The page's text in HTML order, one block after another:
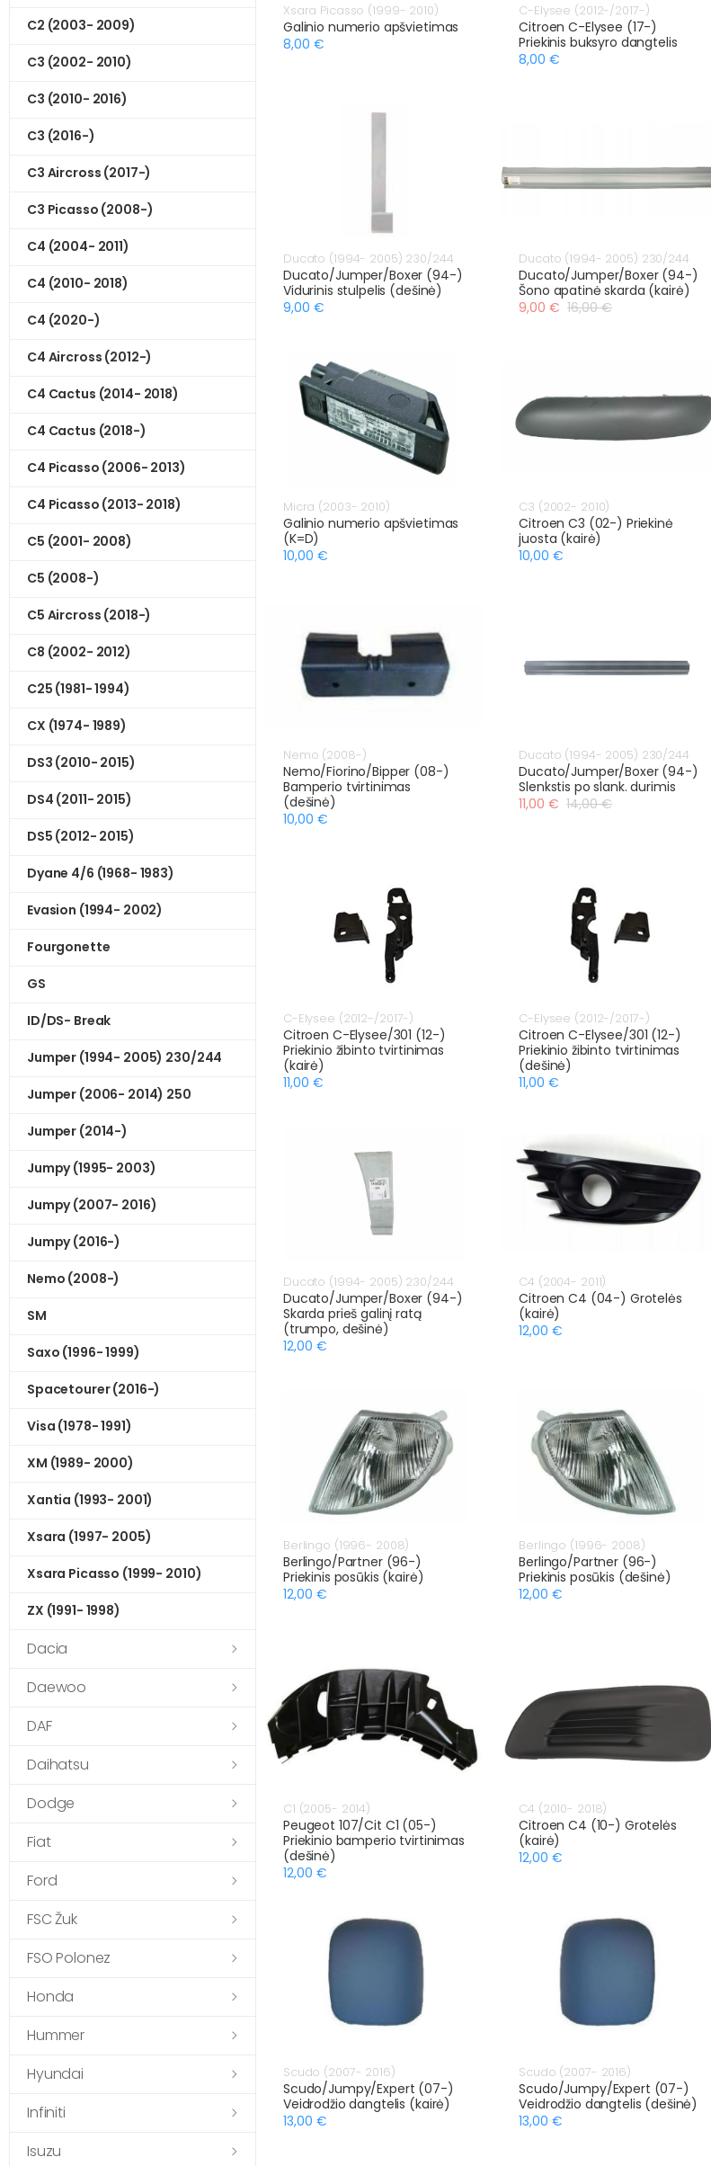
C2 (2003- 2009)
C3 (2002- 2010)
C3 (2010- 2016)
C3 (2016-)
C3 Aircross (2017-)
C3 Picasso (2008-)
C4 (2004- 2011)
C4 (2010- 2018)
C4 (2020-)
C4 Aircross (2012-)
C4 Cactus (2014- 2018)
C4 Cactus (2018-)
C4 Picasso (2006- 2013)
C4 Picasso (2013- 2018)
C5 (2001- 2008)
C5 (2008-)
C5 Aircross (2018-)
C8 (2002- 2012)
C25 (1981- 1994)
CX (1974- 1989)
DS3 (2010- 2015)
DS4 (2011- 2015)
DS5 (2012- 2015)
Dyane 4/6 (1968- 1983)
Evasion (1994- 2002)
Fourgonette
GS
ID/DS- Break
Jumper (1994- 2005) 230/244
Jumper (2006- 2014) 250
Jumper (2014-)
Jumpy (1995- 2003)
Jumpy (2007- 2016)
Jumpy (2016-)
Nemo (2008-)
SM
Saxo (1996- 1999)
Spacetourer (2016-)
Visa (1978- 1991)
XM (1989- 2000)
Xantia (1993- 2001)
Xsara (1997- 2005)
Xsara Picasso (1999- 2010)
ZX (1991- 1998)
Dacia
Daewoo
DAF
Daihatsu
Dodge
Fiat
Ford
FSC Žuk
FSO Polonez
Honda
Hummer
Hyundai
Infiniti
Isuzu
Xsara Picasso (1999- 2010)
Galinio numerio apšvietimas
8,00 €
C-Elysee (2012-/2017-)
Citroen C-Elysee (17-)
Priekinis buksyro dangtelis
8,00 €
Ducato (1994- 2005) 230/244
Ducato/Jumper/Boxer (94-)
Vidurinis stulpelis (dešinė)
9,00 €
Ducato (1994- 2005) 230/244
Ducato/Jumper/Boxer (94-)
Šono apatinė skarda (kairė)
9,00 € 16,00 €
Micra (2003- 2010)
Galinio numerio apšvietimas
(K=D)
10,00 €
C3 (2002- 2010)
Citroen C3 (02-) Priekinė
juosta (kairė)
10,00 €
Nemo (2008-)
Nemo/Fiorino/Bipper (08-)
Bamperio tvirtinimas
(dešinė)
10,00 €
Ducato (1994- 2005) 230/244
Ducato/Jumper/Boxer (94-)
Slenkstis po slank. durimis
11,00 € 14,00 €
C-Elysee (2012-/2017-)
Citroen C-Elysee/301 (12-)
Priekinio žibinto tvirtinimas
(kairė)
11,00 €
C-Elysee (2012-/2017-)
Citroen C-Elysee/301 (12-)
Priekinio žibinto tvirtinimas
(dešinė)
11,00 €
Ducato (1994- 2005) 230/244
Ducato/Jumper/Boxer (94-)
Skarda prieš galinį ratą
(trumpo, dešinė)
12,00 €
C4 (2004- 2011)
Citroen C4 (04-) Grotelės
(kairė)
12,00 €
Berlingo (1996- 2008)
Berlingo/Partner (96-)
Priekinis posūkis (kairė)
12,00 €
Berlingo (1996- 2008)
Berlingo/Partner (96-)
Priekinis posūkis (dešinė)
12,00 €
C1 (2005- 2014)
Peugeot 107/Cit C1 (05-)
Priekinio bamperio tvirtinimas
(dešinė)
12,00 €
C4 (2010- 2018)
Citroen C4 (10-) Grotelės
(kairė)
12,00 €
Scudo (2007- 2016)
Scudo/Jumpy/Expert (07-)
Veidrodžio dangtelis (kairė)
13,00 €
Scudo (2007- 2016)
Scudo/Jumpy/Expert (07-)
Veidrodžio dangtelis (dešinė)
13,00 €